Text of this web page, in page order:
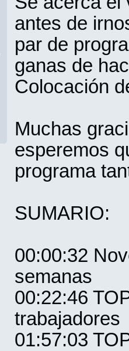
antes de
par de
ganas de
Colocación
Muchas
esperemos
programa
SUMARIO:
00:00:32
semanas
00:22:46
trabajadores
01:57:03